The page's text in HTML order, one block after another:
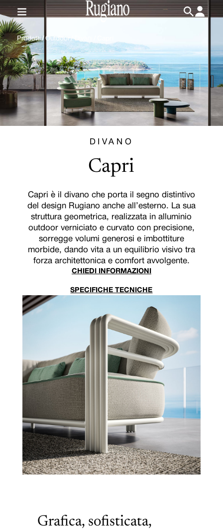
Prodotti/ Outdoor/Divani
DIVANO
Capri
Capri è il divano che porta il segno distintivo
del design Rugiano anche all’esterno. La sua
struttura geometrica, realizzata in alluminio
outdoor verniciato e curvato con precisione,
sorregge volumi generosi e imbottiture
morbide, dando vita a un equilibrio visivo tra
forza architettonica e comfort avvolgente.
CHIEDI INFORMAZIONI
SPECIFICHE TECNICHE
Grafica, sofisticata,